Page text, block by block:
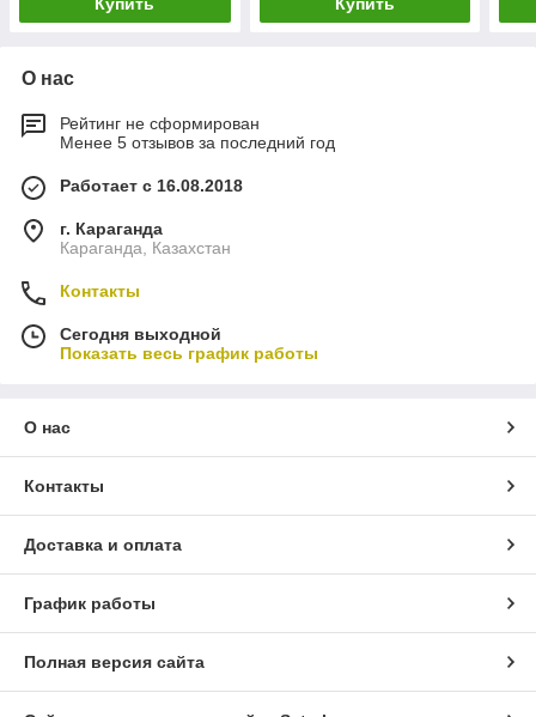
Купить Купить
О нас
Рейтинг не сформирован
Менее 5 отзывов за последний год
Работает с 16.08.2018
г. Караганда
Караганда, Казахстан
Контакты
Сегодня выходной
Показать весь график работы
О нас
Контакты
Доставка и оплата
График работы
Полная версия сайта